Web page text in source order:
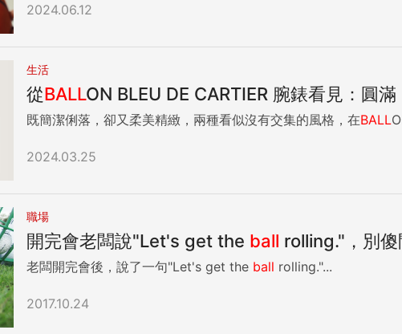
2024.06.12
生活
從BALLON BLEU DE CARTIER 腕錶看見：圓
既簡潔俐落，卻又柔美精緻，兩種看似沒有交集的風格，在BALL
2024.03.25
職場
開完會老闆說"Let's get the ball rolling."，別
老闆開完會後，說了一句"Let's get the ball rolling."...
2017.10.24